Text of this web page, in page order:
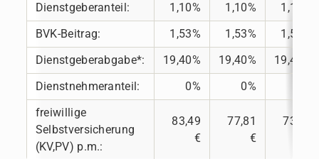
Dienstgeberanteil:
1,10% 1,10%
1,10%
BVK-Beitrag:
1,53% 1,53%
1,53%
Dienstgeberabgabe*:
19,40% 19,40%
19,40%
Dienstnehmeranteil:
0% 0%
freiwillige
Selbstversicherung
(KV,PV) p.m.:
83,49
€
77,81
€
73,20